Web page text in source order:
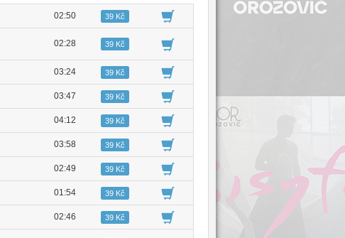
02:50 39 Kč
02:28 39 Kč
03:24 39 Kč
03:47 39 Kč
04:12 39 Kč
03:58 39 Kč
02:49 39 Kč
01:54 39 Kč
02:46 39 Kč